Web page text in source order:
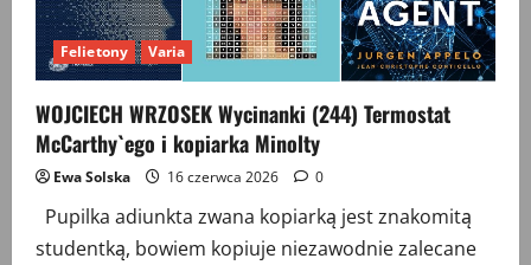
Felietony Varia
WOJCIECH WRZOSEK Wycinanki (244) Termostat
McCarthy`ego i kopiarka Minolty
Ewa Solska 16 czerwca 2026 0
Pupilka adiunkta zwana kopiarką jest znakomitą
studentką, bowiem kopiuje niezawodnie zalecane